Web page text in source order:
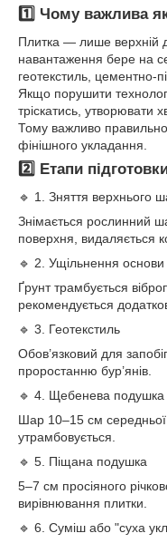
1️⃣ Чому важлива
Плитка — лише верхній
навантаження бере на
геотекстиль, цементно-
Якщо порушити
тріскатись, утворювати
Тому важливо
фінішного укладання.
2️⃣ Етапи
🔹 1. Зняття верхнього
Знімається рослинний
поверхня, видаляється
🔹 2. Ущільнення основи
Ґрунт трамбується
рекомендується
🔹 3. Геотекстиль
Обов’язковий для
проростанню бур’янів.
🔹 4. Щебенева подушка
Шар 10–15 см
утрамбовується.
🔹 5. Піщана подушка
5–7 см просіяного
вирівнювання плитки.
🔹 6. Суміш або "суха